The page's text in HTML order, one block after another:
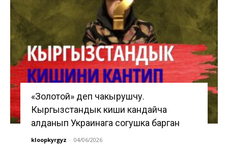
«Золотой» деп чакырушчу.
Кыргызстандык киши кандайча
алданып Украинага согушка барган
kloopkyrgyz - 04/06/2026